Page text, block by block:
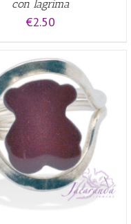
con lagrima
€2.50